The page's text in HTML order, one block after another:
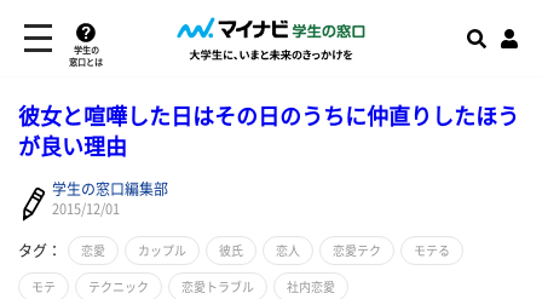
学生の
窓口とは
彼女と喧嘩した日はその日のうちに仲直りしたほう
が良い理由
学生の窓口編集部
2015/12/01
タグ： 恋愛 カップル 彼氏 恋人 恋愛テク モテる
モテ テクニック 恋愛トラブル 社内恋愛